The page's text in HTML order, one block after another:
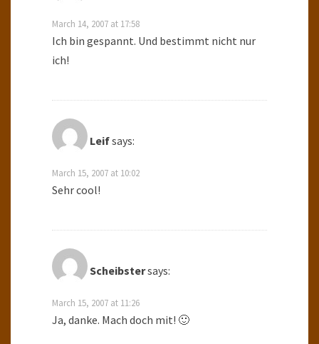
March 14, 2007 at 17:58
Ich bin gespannt. Und bestimmt nicht nur
ich!
Leifsays:
March 15, 2007 at 10:02
Sehr cool!
Scheibstersays:
March 15, 2007 at 11:26
Ja, danke. Mach doch mit! 🙂